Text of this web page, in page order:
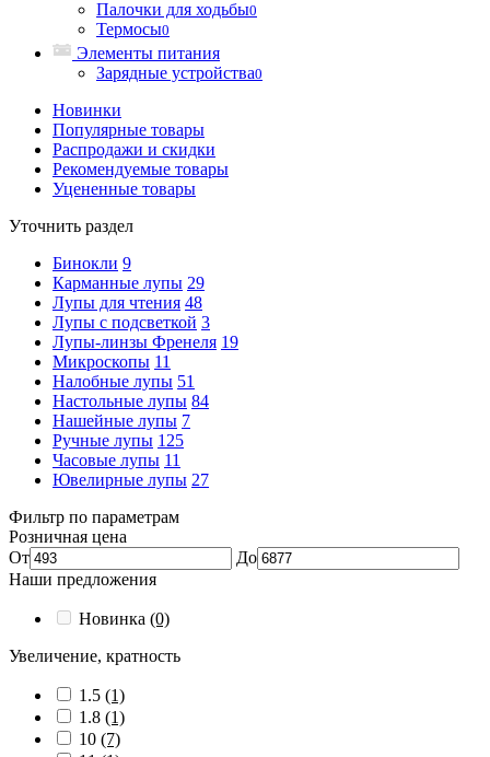
Палочки для ходьбы0
Термосы0
Элементы питания
Зарядные устройства0
Новинки
Популярные товары
Распродажи и скидки
Рекомендуемые товары
Уцененные товары
Уточнить раздел
Бинокли 9
Карманные лупы 29
Лупы для чтения 48
Лупы с подсветкой 3
Лупы-линзы Френеля 19
Микроскопы 11
Налобные лупы 51
Настольные лупы 84
Нашейные лупы 7
Ручные лупы 125
Часовые лупы 11
Ювелирные лупы 27
Фильтр по параметрам
Розничная цена
От
До
Наши предложения
Новинка (0)
Увеличение, кратность
1.5 (1)
1.8 (1)
10 (7)